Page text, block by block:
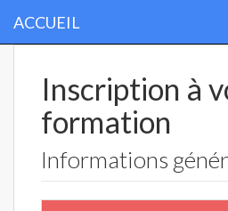
ACCUEIL
Inscription à
formation
Informations